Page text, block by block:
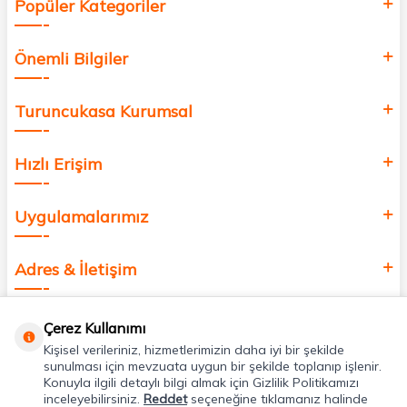
Popüler Kategoriler
Önemli Bilgiler
Turuncukasa Kurumsal
Hızlı Erişim
Uygulamalarımız
Adres & İletişim
Çerez Kullanımı
Kişisel verileriniz, hizmetlerimizin daha iyi bir şekilde
sunulması için mevzuata uygun bir şekilde toplanıp işlenir.
Konuyla ilgili detaylı bilgi almak için Gizlilik Politikamızı
inceleyebilirsiniz. Reddetseçeneğine tıklamanız halinde